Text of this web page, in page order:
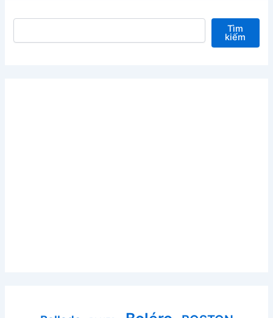
Tìm kiếm Tìm
kiếm